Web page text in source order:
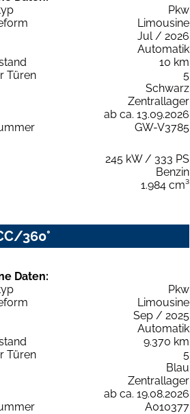
Pkw
Limousine
Jul / 2026
Automatik
10 km
Türen
5
Schwarz
Zentrallager
ab ca. 13.09.2026
GW-V3785
245 kW / 333 PS
Benzin
1.984 cm³
360°
Daten:
Pkw
Limousine
Sep / 2025
Automatik
9.370 km
Türen
5
Blau
Zentrallager
ab ca. 19.08.2026
A010377